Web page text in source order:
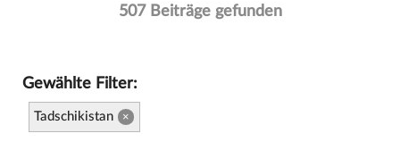
507 Beiträge gefunden
Gewählte Filter:
Tadschikistan ×